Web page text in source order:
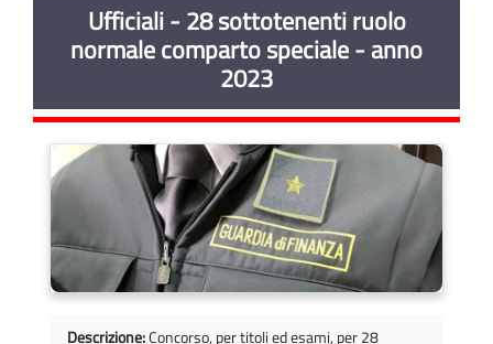
Ufficiali - 28 sottotenenti ruolo
normale comparto speciale - anno
2023
Descrizione:Concorso, per titoli ed esami, per 28